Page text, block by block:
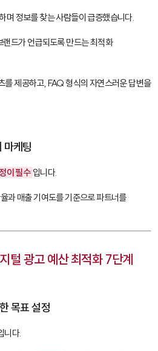
정보를 찾는 사람들이 급증했습니다.
드가 언급되도록 만드는 최적화
를 제공하고, FAQ 형식의 자연스러운 답변을
마케팅
이 필수 입니다.
과 매출 기여도를 기준으로 파트너를
털 광고 예산 최적화 7단계
목표 설정
니다.